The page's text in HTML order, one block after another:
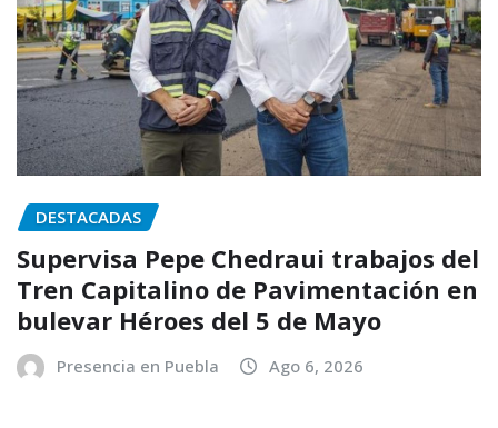
DESTACADAS
Supervisa Pepe Chedraui trabajos del
Tren Capitalino de Pavimentación en
bulevar Héroes del 5 de Mayo
Presencia en Puebla Ago 6, 2026